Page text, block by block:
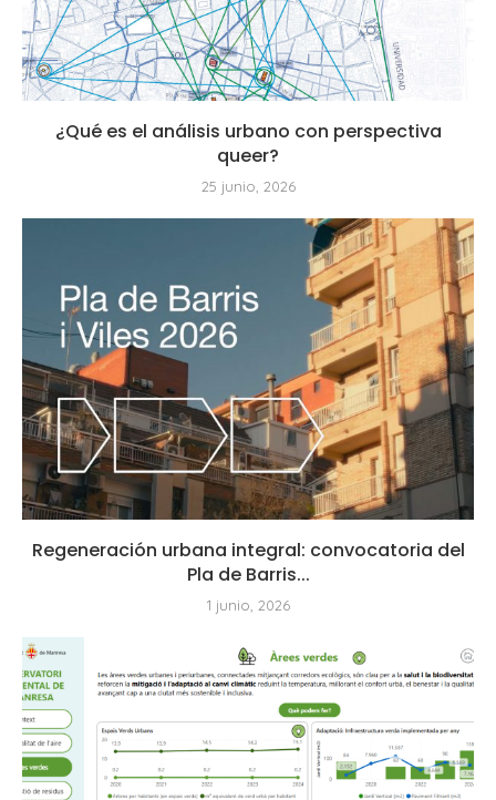
¿Qué es el análisis urbano con perspectiva
queer?
25 junio, 2026
Regeneración urbana integral: convocatoria del
Pla de Barris...
1 junio, 2026